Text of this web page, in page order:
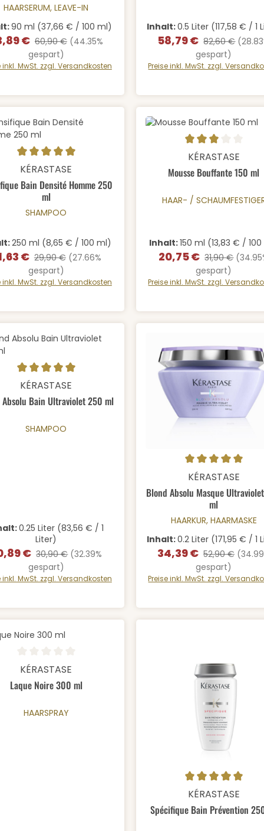
HAARSERUM, LEAVE-IN
90 ml (37,66 € / 100 ml)
€ Regulärer Preis:
60,90 € (44.35%
gespart)
inkl. MwSt. zzgl. Versandkosten
Inhalt:0.5 Liter (117,58 € / 1
Verkaufspreis:
58,79 € Regulärer
82,60 €
gespart)
Preise inkl. MwSt. zzgl.
Anzahl: Gib den
Bewertung von 5 von 5 Sternen
KÉRASTASE
Bain Densité Homme 250
ml
SHAMPOO
250 ml (8,65 € / 100 ml)
€ Regulärer Preis:
29,90 € (27.66%
gespart)
inkl. MwSt. zzgl. Versandkosten
Durchschnittliche
KÉRASTASE
Mousse Bouffante 150 ml
HAAR- /
Inhalt:150 ml (13,83 € /
Verkaufspreis:
20,75 € Regulärer
31,90 €
gespart)
Preise inkl. MwSt. zzgl.
Anzahl: Gib den
Bewertung von 5 von 5 Sternen
KÉRASTASE
Absolu Bain Ultraviolet 250 ml
SHAMPOO
0.25 Liter (83,56 € / 1
Liter)
€ Regulärer Preis:
30,90 € (32.39%
gespart)
inkl. MwSt. zzgl. Versandkosten
Produkt
Durchschnittliche
KÉRASTASE
Blond Absolu Masque
ml
HAARKUR, HAARMASKE
Inhalt:0.2 Liter (171,95 € / 1
Verkaufspreis:
34,39 € Regulärer Preis:
52,90 €
gespart)
Preise inkl. MwSt. zzgl.
Anzahl: Gib den
Bewertung von 0 von 5 Sternen
KÉRASTASE
Laque Noire 300 ml
HAARSPRAY
Produkt
Durchschnittliche
KÉRASTASE
Spécifique Bain Prévention